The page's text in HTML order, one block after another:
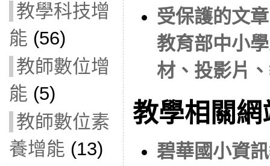
教學科技增
能 (56)
教師數位增
能 (5)
教師數位素
養增能 (13)
受保護的文
教育部中小
材、投影片
教學相關網
碧華國小資